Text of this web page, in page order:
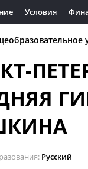
Условия
Русский